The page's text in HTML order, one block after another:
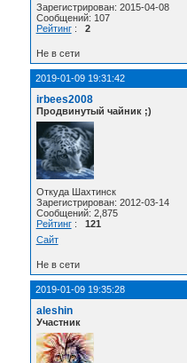
Зарегистрирован: 2015-04-08
Сообщений: 107
Рейтинг: 2
Не в сети
2019-01-09 19:31:42
irbees2008
Продвинутый чайник ;)
Откуда Шахтинск
Зарегистрирован: 2012-03-14
Сообщений: 2,875
Рейтинг: 121
Сайт
Не в сети
2019-01-09 19:35:28
aleshin
Участник